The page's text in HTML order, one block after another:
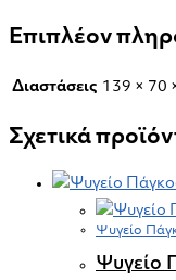
Επιπλέον
Διαστάσεις 139 × 70
Σχετικά
Ψυγείο
Ψυγείο